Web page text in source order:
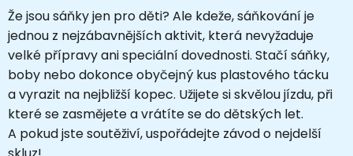
Že jsou sáňky jen pro děti? Ale kdeže, sáňkování je
jednou z nejzábavnějších aktivit, která nevyžaduje
velké přípravy ani speciální dovednosti. Stačí sáňky,
boby nebo dokonce obyčejný kus plastového tácku
a vyrazit na nejbližší kopec. Užijete si skvělou jízdu, při
které se zasmějete a vrátíte se do dětských let.
A pokud jste soutěživí, uspořádejte závod o nejdelší